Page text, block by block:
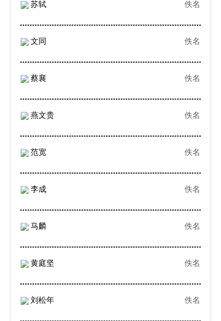
苏轼 佚名
文同 佚名
蔡襄 佚名
燕文贵 佚名
范宽 佚名
李成 佚名
马麟 佚名
黄庭坚 佚名
刘松年 佚名